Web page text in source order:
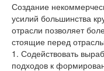
Создание
усилий большинства
отрасли позволяет
стоящие перед
1. Содействовать
подходов к